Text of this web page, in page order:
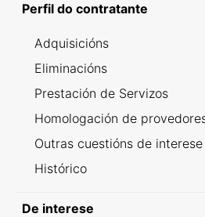
Perfil do contratante
Adquisicións
Eliminacións
Prestación de Servizos
Homologación de
Outras cuestións de interese
Histórico
De interese